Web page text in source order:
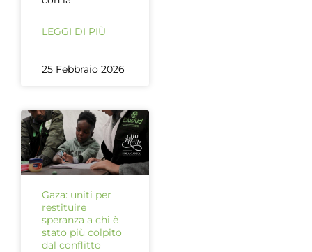
LEGGI DI PIÙ
25 Febbraio 2026
Gaza: uniti per
restituire
speranza a chi è
stato più colpito
dal conflitto